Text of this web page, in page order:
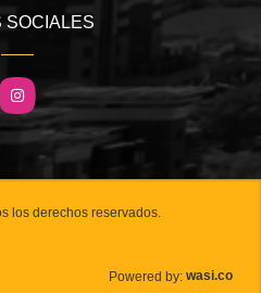
SOCIALES
Instagram
los derechos reservados.
Powered by: wasi.co